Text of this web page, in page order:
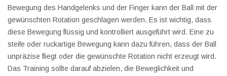
Bewegung des Handgelenks und der Finger kann der Ball mit der
gewünschten Rotation geschlagen werden. Es ist wichtig, dass
diese Bewegung flüssig und kontrolliert ausgeführt wird. Eine zu
steife oder ruckartige Bewegung kann dazu führen, dass der Ball
unpräzise fliegt oder die gewünschte Rotation nicht erzeugt wird.
Das Training sollte darauf abzielen, die Beweglichkeit und